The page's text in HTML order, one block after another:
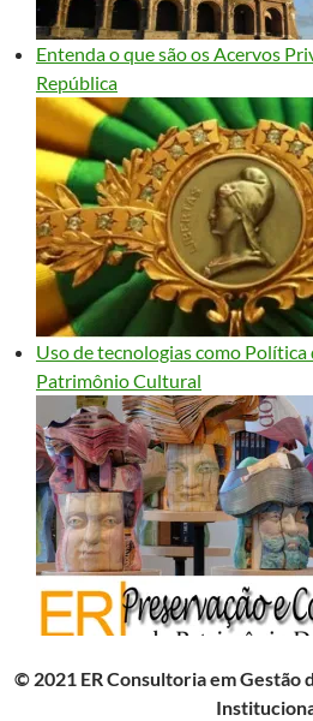
Entenda o que são os Acervos
República
Uso de tecnologias como Política
Patrimônio Cultural
© 2021 ER Consultoria em Gestão